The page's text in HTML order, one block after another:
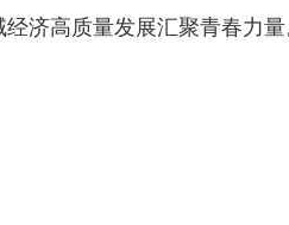
济高质量发展汇聚青春力量